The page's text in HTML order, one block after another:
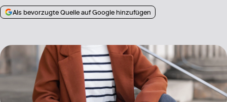
Als bevorzugte Quelle auf Google hinzufügen